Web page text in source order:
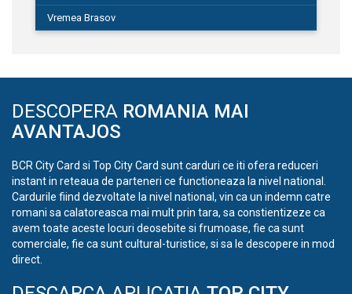
Vremea Brasov
DESCOPERA ROMANIA MAI
AVANTAJOS
BCR City Card si Top City Card sunt carduri ce iti ofera reduceri
instant in reteaua de parteneri ce functioneaza la nivel national.
Cardurile fiind dezvoltate la nivel national, vin ca un indemn catre
romani sa calatoreasca mai mult prin tara, sa constientizeze ca
avem toate aceste locuri deosebite si frumoase, fie ca sunt
comerciale, fie ca sunt cultural-turistice, si sa le descopere in mod
direct.